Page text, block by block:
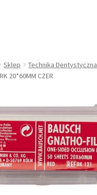
Sklep Technika Dentystyczna
20*60MM CZER